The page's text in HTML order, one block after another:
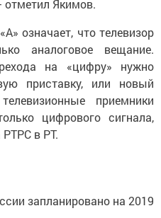
отметил Якимов.
означает, что телевизор
аналоговое вещание.
на «цифру» нужно
приставку, или новый
приемники
цифрового сигнала,
в РТ.
запланировано на 2019